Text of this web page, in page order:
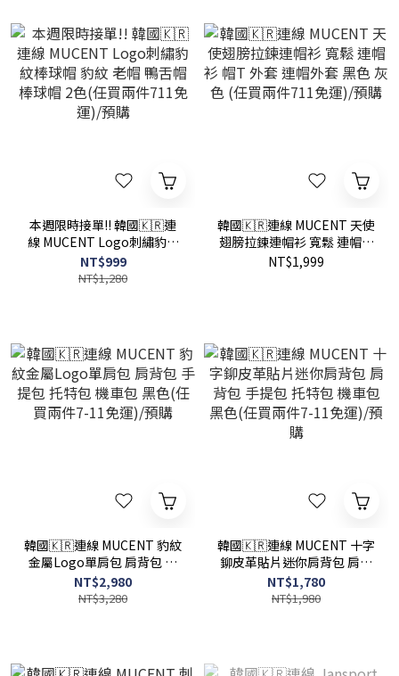
本週限時接單!! 韓國🇰🇷連
線 MUCENT Logo刺繡豹紋
棒球帽 豹紋 老帽 鴨舌帽 棒
球帽 2色(任買兩件711免運)/
NT$999
NT$1,280
韓國🇰🇷連線 MUCENT 天使
翅膀拉鍊連帽衫 寬鬆 連帽衫
帽T 外套 連帽外套 黑色 灰色
NT$1,999
韓國🇰🇷連線 MUCENT 豹紋
金屬Logo單肩包 肩背包 手
提包 托特包 機車包 黑色(任
買兩件7-11免運)/預購
NT$2,980
NT$3,280
韓國🇰🇷連線 MUCENT 十字
鉚皮革貼片迷你肩背包 肩背
包 手提包 托特包 機車包 黑
色(任買兩件7-11免運)/預購
NT$1,780
NT$1,980